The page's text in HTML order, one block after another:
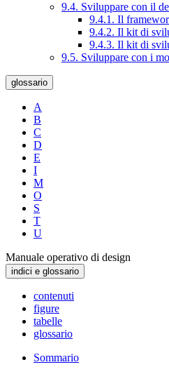
9.4. Sviluppare con il
9.4.1. Il
9.4.2. Il kit di
9.4.3. Il kit di
9.5. Sviluppare con i
glossario
A
B
C
D
E
I
M
O
S
T
U
Manuale operativo di design
indici e glossario
contenuti
figure
tabelle
glossario
Sommario